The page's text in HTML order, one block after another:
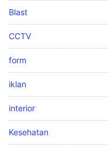
Blast
CCTV
form
iklan
interior
Kesehatan